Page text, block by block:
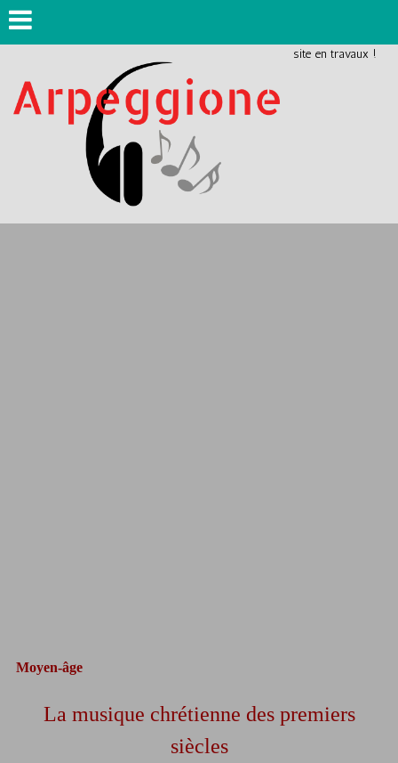
site en travaux !
Moyen-âge
La musique chrétienne des premiers
siècles